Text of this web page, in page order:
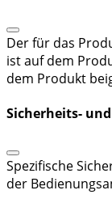
Der für das
ist auf dem
dem Produkt
Sicherheits-
Spezifische
der